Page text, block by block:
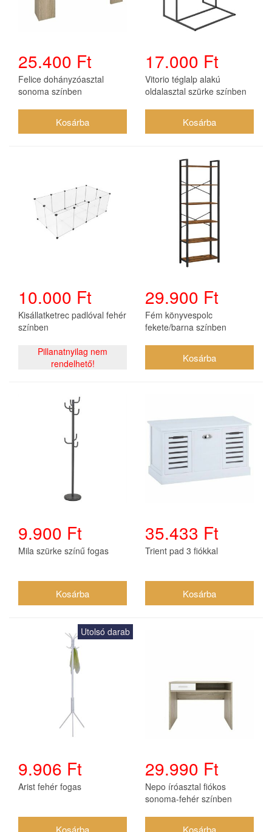
25.400 Ft
Felice dohányzóasztal
sonoma színben
17.000 Ft
Vitorio téglalp alakú
oldalasztal szürke színben
10.000 Ft
Kisállatketrec padlóval fehér
színben
Pillanatnyilag nem
rendelhető!
29.900 Ft
Fém könyvespolc
fekete/barna színben
9.900 Ft
Mila szürke színű fogas
35.433 Ft
Trient pad 3 fiókkal
Utolsó darab
9.906 Ft
Arist fehér fogas
29.990 Ft
Nepo íróasztal fiókos
sonoma-fehér színben